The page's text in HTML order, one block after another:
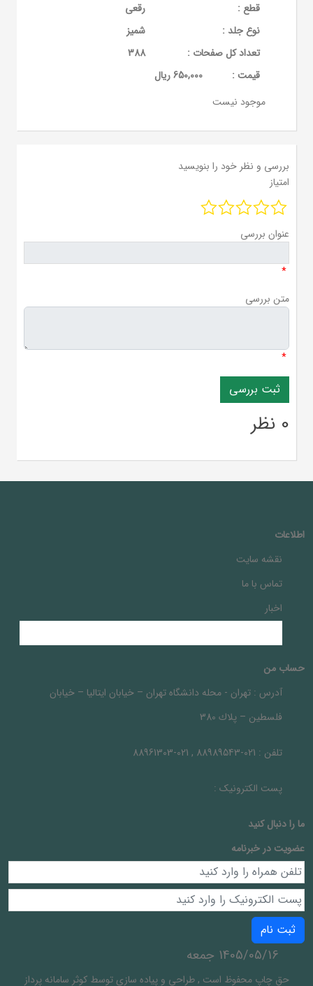
قطع :
رقعی
نوع جلد :
شمیز
تعداد کل صفحات :
388
قيمت :
650,000 ریال
موجود نیست
بررسی و نظر خود را بنویسید
امتیاز
عنوان بررسی
*
متن بررسی
*
0 نظر
اطلاعات
نقشه سایت
تماس با ما
اخبار
حساب من
آدرس : تهران - محله دانشگاه تهران – خيابان ايتاليا – خيابان
فلسطين – پلاك 380
تلفن : 021-88989543 , 021-88961303
پست الکترونیک :
ما را دنبال کنيد
عضویت در خبرنامه
ثبت نام
1405/05/16 جمعه
حق چاپ محفوظ است ,طراحی و پیاده سازی توسطکوثر سامانه پرداز